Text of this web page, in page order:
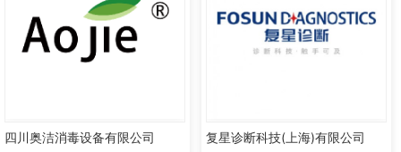
四川奥洁消毒设备有限公司 复星诊断科技(上海)有限公司